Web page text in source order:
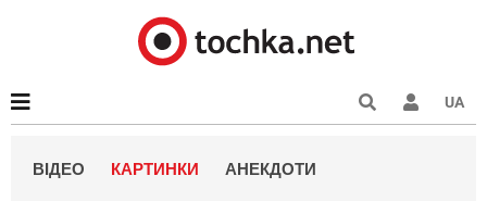
UA
ВІДЕО КАРТИНКИ АНЕКДОТИ